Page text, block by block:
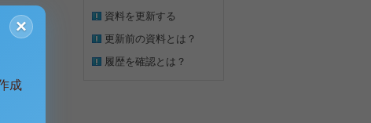
資料を更新する
更新前の資料とは？
履歴を確認とは？
×
成